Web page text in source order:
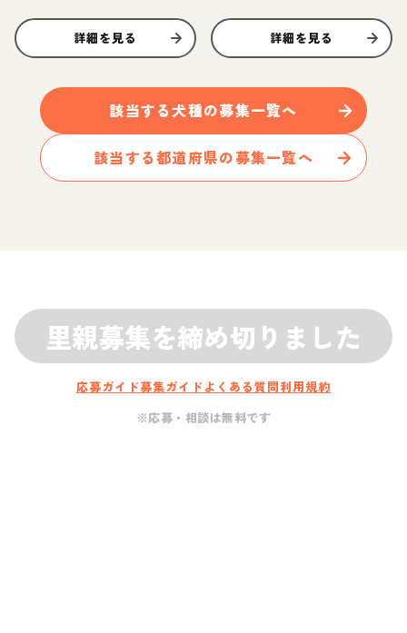
詳細を見る 詳細を見る
該当する犬種の募集一覧へ
該当する都道府県の募集一覧へ
里親募集を締め切りました
応募ガイド募集ガイド よくある質問利用規約
※応募・相談は無料です